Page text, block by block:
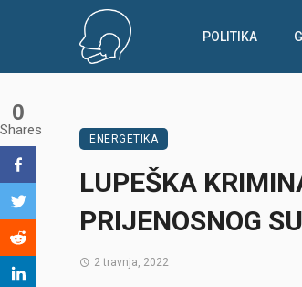
POLITIKA
ENERGETIKA
LUPEŠKA
PRIJENOSNOG
2 travnja, 2022
0
Shares